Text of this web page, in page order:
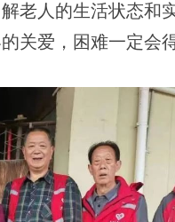
老人的生活状态和
关爱，困难一定会